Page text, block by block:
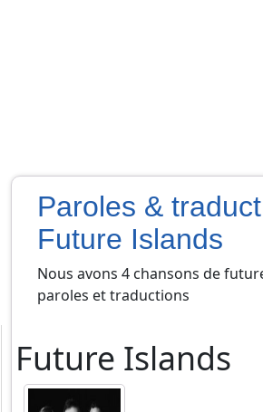
Paroles &
Future Islands
Nous avons 4 chansons de
paroles et traductions
Future Islands